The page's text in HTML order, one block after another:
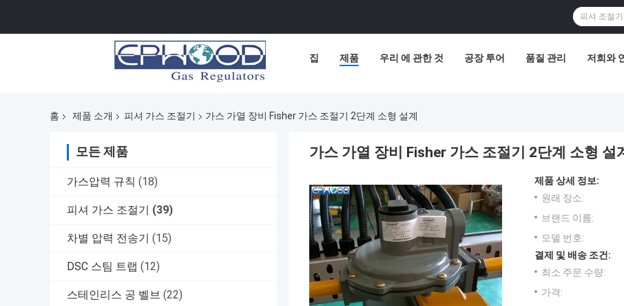
집 제품 우리 에 관한 것 공장 투어 품질 관리 저희와
홈 제품 소개 피셔 가스 조절기 가스 가열 장비 Fisher 가스 조절기 2단계 소형 설계
모든 제품
가스압력 규칙 (18)
피셔 가스 조절기 (39)
차별 압력 전송기 (15)
DSC 스팀 트랩 (12)
스테인리스 공 벨브 (22)
가스 가열 장비 Fisher 가스 조절기 2단계 소형 설
제품 상세 정보:
원래 장소:
브랜드 이름:
모델 번호:
결제 및 배송 조건:
최소 주문 수량:
가격: